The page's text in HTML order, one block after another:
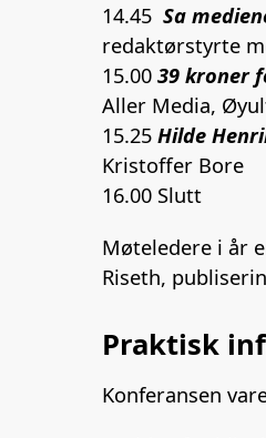
14.45 Sa
redaktørstyrte
15.00 39 kroner
Aller Media,
15.25 Hilde
Kristoffer Bore
16.00 Slutt
Møteledere i år
Riseth,
Praktisk
Konferansen